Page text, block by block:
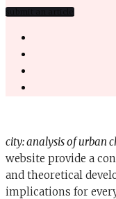
submit an article
city: analysis of urban
website provide a
and theoretical
implications for